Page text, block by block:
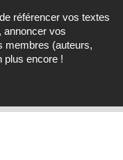
référencer vos textes
annoncer vos
membres (auteurs,
plus encore !